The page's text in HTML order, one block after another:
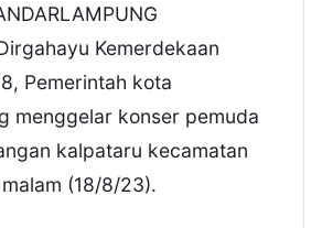
Kemerdekaan
Pemerintah kota
menggelar konser pemuda
kalpataru kecamatan
(18/8/23).